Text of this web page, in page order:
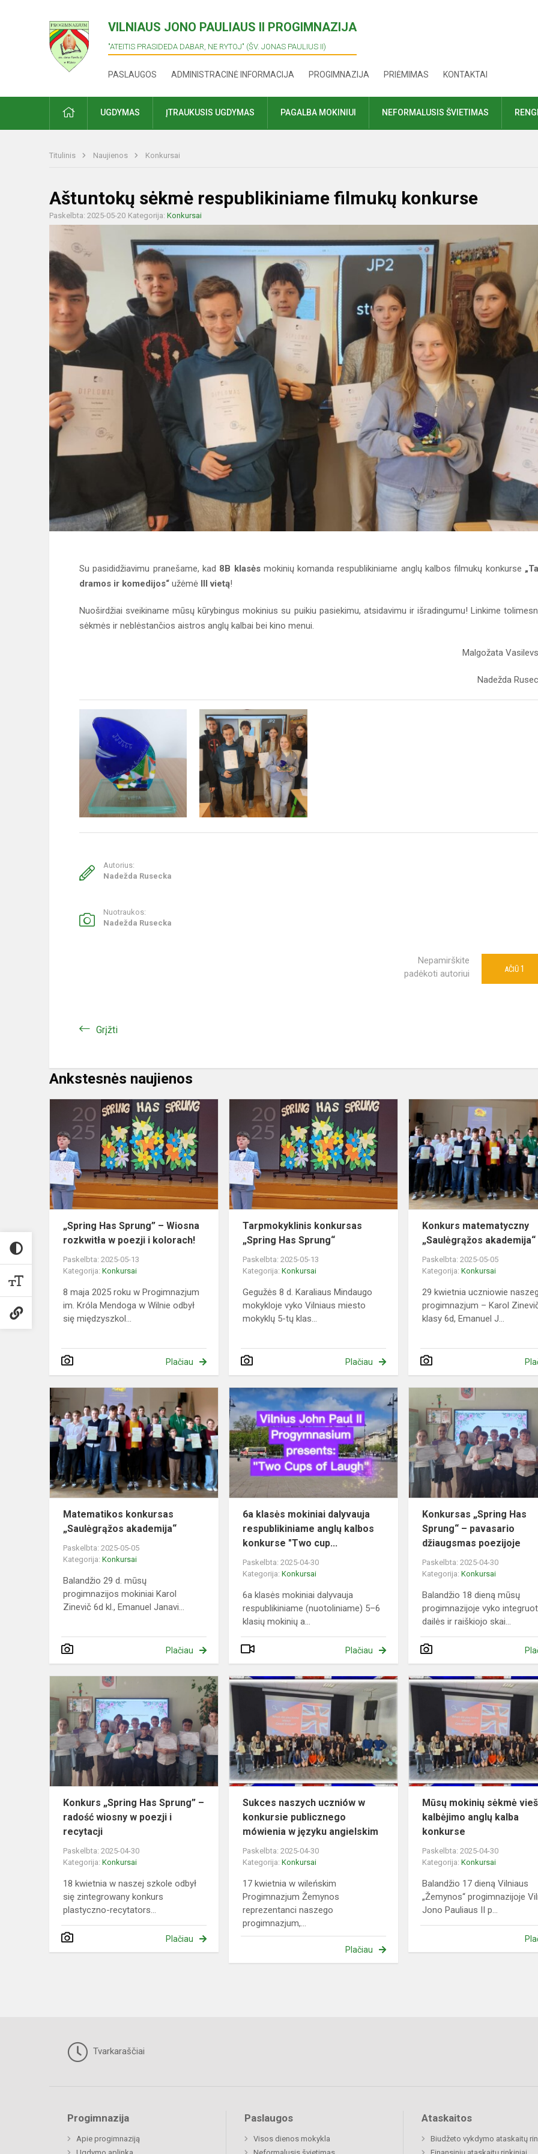
VILNIAUS JONO PAULIAUS II PROGIMNAZIJA
"ATEITIS PRASIDEDA DABAR, NE RYTOJ" (ŠV. JONAS PAULIUS II)
PASLAUGOS ADMINISTRACINĖ INFORMACIJA PROGIMNAZIJA PRIĖMIMAS KONTAKTAI
PRADŽIAUGDYMAS ĮTRAUKUSIS UGDYMAS PAGALBA MOKINIUI NEFORMALUSIS ŠVIETIMAS
Titulinis Naujienos Konkursai
Aštuntokų sėkmė respublikiniame filmukų konkurse
Paskelbta: 2025-05-20 Kategorija: Konkursai
Su pasididžiavimu pranešame, kad 8B klasėsmokinių komanda respublikiniame anglų kalbos filmukų konkurse
dramos ir komedijos“ užėmė III vietą!
Nuoširdžiai sveikiname mūsų kūrybingus mokinius su puikiu pasiekimu, atsidavimu ir išradingumu! Linkime
sėkmės ir neblėstančios aistros anglų kalbai bei kino menui.
Malgožata
Nadežda
Autorius:
Nadežda Rusecka
Nuotraukos:
Nadežda Rusecka
Nepamirškite
padėkoti autoriui
AČIŪ 1
Grįžti
Ankstesnės naujienos
Sprung”
Wiosna
rozkwitła
w
poezji
kolorach!...
„Spring Has Sprung” – Wiosna
rozkwitła w poezji i kolorach!
Paskelbta: 2025-05-13
Kategorija: Konkursai
8 maja 2025 roku w Progimnazjum
im. Króla Mendoga w Wilnie odbył
się międzyszkol...
Plačiau
konkursas
„Spring
Has
Sprung“
Tarpmokyklinis konkursas
„Spring Has Sprung“
Paskelbta: 2025-05-13
Kategorija:Konkursai
Gegužės 8 d. Karaliaus Mindaugo
mokykloje vyko Vilniaus miesto
mokyklų 5-tų klas...
Plačiau
Konkurs matematyczny
„Saulėgrąžos akademija“
Paskelbta: 2025-05-05
Kategorija:Konkursai
29 kwietnia uczniowie
progimnazjum – Karol
klasy 6d, Emanuel J...
Matematikos
konkursas
„Saulėgrąžos
akademija“
Matematikos konkursas
„Saulėgrąžos akademija“
Paskelbta: 2025-05-05
Kategorija: Konkursai
Balandžio 29 d. mūsų
progimnazijos mokiniai Karol
Zinevič 6d kl., Emanuel Janavi...
Plačiau
6a
klasės
mokiniai
dalyvauja
respublikiniame
anglų
kalbos
6a klasės mokiniai dalyvauja
respublikiniame anglų kalbos
konkurse "Two cup...
Paskelbta: 2025-04-30
Kategorija:Konkursai
6a klasės mokiniai dalyvauja
respublikiniame (nuotoliniame) 5–6
klasių mokinių a...
Plačiau
Konkursas „Spring Has
Sprung“ – pavasario
džiaugsmas poezijoje
Paskelbta: 2025-04-30
Kategorija:Konkursai
Balandžio 18 dieną mūsų
progimnazijoje vyko
dailės ir raiškiojo skai...
Konkurs
„Spring
Has
Sprung”
–
radość
wiosny
w
poezji
Konkurs „Spring Has Sprung” –
radość wiosny w poezji i
recytacji
Paskelbta: 2025-04-30
Kategorija: Konkursai
18 kwietnia w naszej szkole odbył
się zintegrowany konkurs
plastyczno-recytators...
Plačiau
Sukces
naszych
uczniów
konkursie
publicznego
mówienia
w
Sukces naszych uczniów w
konkursie publicznego
mówienia w języku angielskim
Paskelbta: 2025-04-30
Kategorija:Konkursai
17 kwietnia w wileńskim
Progimnazjum Žemynos
reprezentanci naszego
progimnazjum,...
Plačiau
Mūsų mokinių sėkmė
kalbėjimo anglų kalba
konkurse
Paskelbta: 2025-04-30
Kategorija:Konkursai
Balandžio 17 dieną Vilniaus
„Žemynos“ progimnazijoje
Jono Pauliaus II p...
Tvarkaraščiai
Progimnazija
Apie progimnaziją
Paslaugos
Visos dienos mokykla
Ataskaitos
Biudžeto vykdymo ataskaitų